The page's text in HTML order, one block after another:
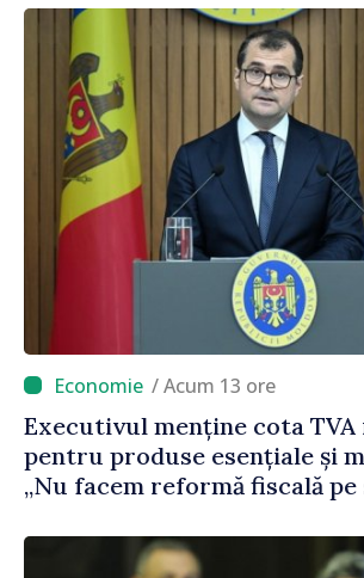
/ Acum 13 ore
Executivul menține cota TVA
pentru produse esențiale și
„Nu facem reformă fiscală pe